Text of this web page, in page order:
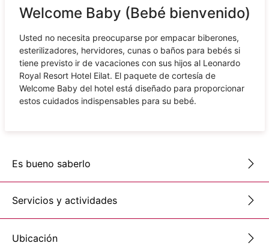
Welcome Baby (Bebé bienvenido)
Usted no necesita preocuparse por empacar biberones,
esterilizadores, hervidores, cunas o baños para bebés si
tiene previsto ir de vacaciones con sus hijos al Leonardo
Royal Resort Hotel Eilat. El paquete de cortesía de
Welcome Baby del hotel está diseñado para proporcionar
estos cuidados indispensables para su bebé.
Es bueno saberlo
Servicios y actividades
Ubicación